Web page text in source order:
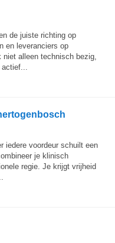
de juiste richting op
en leveranciers op
niet alleen technisch bezig,
actief...
iedere voordeur schuilt een
je klinisch
regie. Je krijgt vrijheid